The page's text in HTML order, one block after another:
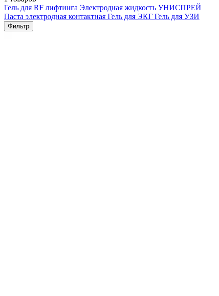
Гель для RF лифтинга Электродная жидкость УНИСПРЕЙ
Паста электродная контактная Гель для ЭКГ Гель для УЗИ
Фильтр